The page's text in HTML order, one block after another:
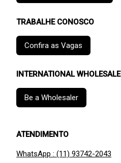
TRABALHE CONOSCO
Confira as Vagas
INTERNATIONAL WHOLESALE
Be a Wholesaler
ATENDIMENTO
WhatsApp : (11) 93742-2043